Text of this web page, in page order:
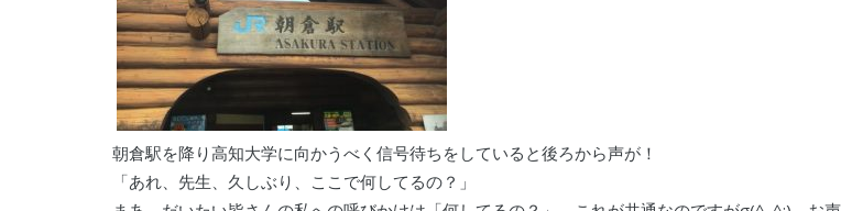
朝倉駅を降り高知大学に向かうべく信号待ちをしていると後ろから声が！
「あれ、先生、久しぶり、ここで何してるの？」